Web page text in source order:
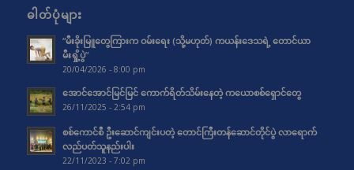
ဓါတ်ပုံများ
“မီးခိုးမြူတွေကြားက ဝမ်းရေး (သို့မဟုတ်) ကယန်းဒေသရဲ့ တောင်ယာ
မီးရှို့ပွဲ”
20/04/2026 - 8:00 pm
အောင်အောင်မြင်မြင် ကောက်ရိတ်သိမ်းနေတဲ့ ကယောစစ်ရှောင်တွေ
26/11/2025 - 2:54 pm
စစ်ကောင်စီ ဦးဆောင်ကျင်းပတဲ့ တောင်ကြီးတန်ဆောင်တိုင်ပွဲ လာရောက်
လည်ပတ်သူနည်းပါး
22/11/2023 - 7:02 pm